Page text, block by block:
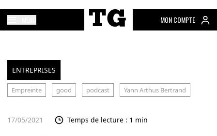
MON COMPTE
ENTREPRISES
Empreinte good podcast Yann Arthus Bertrand
17/05/2021 Temps de lecture : 1 min